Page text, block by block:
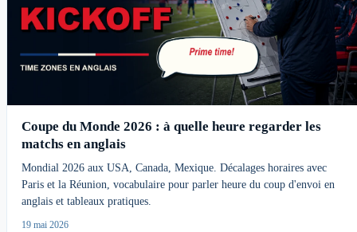
Coupe du Monde 2026 : à quelle heure regarder les
matchs en anglais
Mondial 2026 aux USA, Canada, Mexique. Décalages horaires avec
Paris et la Réunion, vocabulaire pour parler heure du coup d'envoi en
anglais et tableaux pratiques.
19 mai 2026